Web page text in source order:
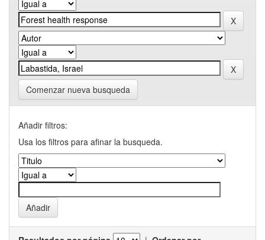
Comenzar nueva busqueda
Añadir filtros:
Usa los filtros para afinar la busqueda.